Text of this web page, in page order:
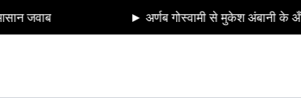
► अर्णब गोस्वामी से मुकेश अंबानी के अँटीलिया बम